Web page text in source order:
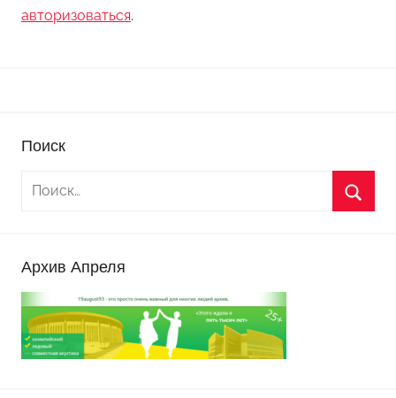
авторизоваться.
Поиск
Архив Апреля